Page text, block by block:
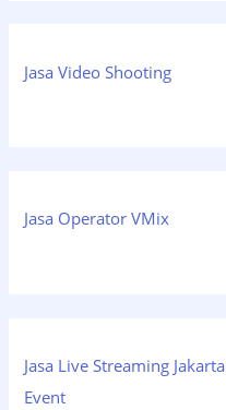
Jasa Video Shooting
Jasa Operator VMix
Jasa Live Streaming
Event